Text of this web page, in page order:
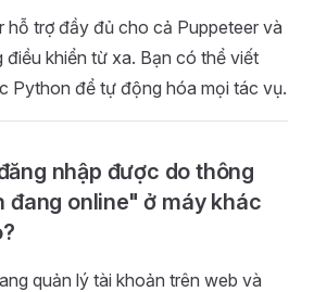
hỗ trợ đầy đủ cho cả Puppeteer và
điều khiển từ xa. Bạn có thể viết
Python để tự động hóa mọi tác vụ.
nhập được do thông
đang online" ở máy khác
quản lý tài khoản trên web và